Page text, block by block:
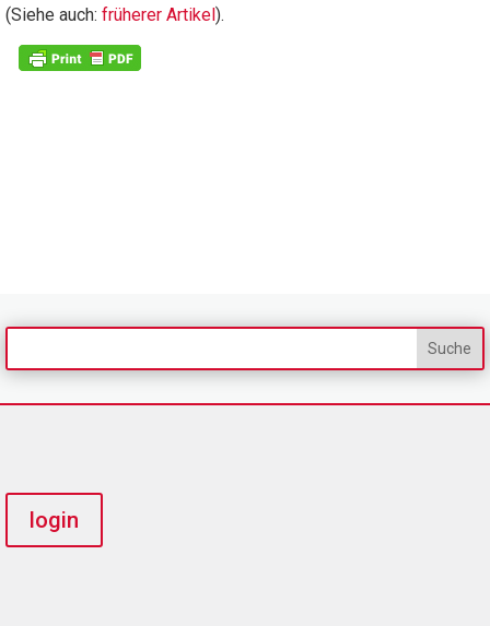
(Siehe auch: früherer Artikel).
login